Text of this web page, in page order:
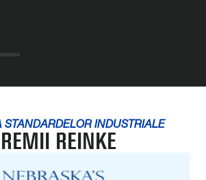
STANDARDELOR INDUSTRIALE
REINKE